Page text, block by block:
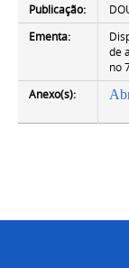
Publicação:
Ementa:
de
no
Anexo(s):